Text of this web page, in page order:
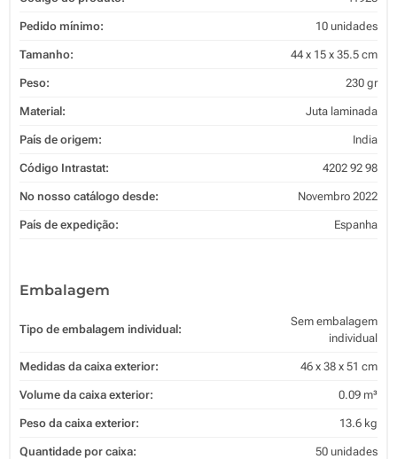
Pedido mínimo: 10 unidades
Tamanho: 44 x 15 x 35.5 cm
Peso: 230 gr
Material: Juta laminada
País de origem: India
Código Intrastat: 4202 92 98
No nosso catálogo desde: Novembro 2022
País de expedição: Espanha
Embalagem
Tipo de embalagem individual:
Sem embalagem
individual
Medidas da caixa exterior: 46 x 38 x 51 cm
Volume da caixa exterior: 0.09 m³
Peso da caixa exterior: 13.6 kg
Quantidade por caixa: 50 unidades